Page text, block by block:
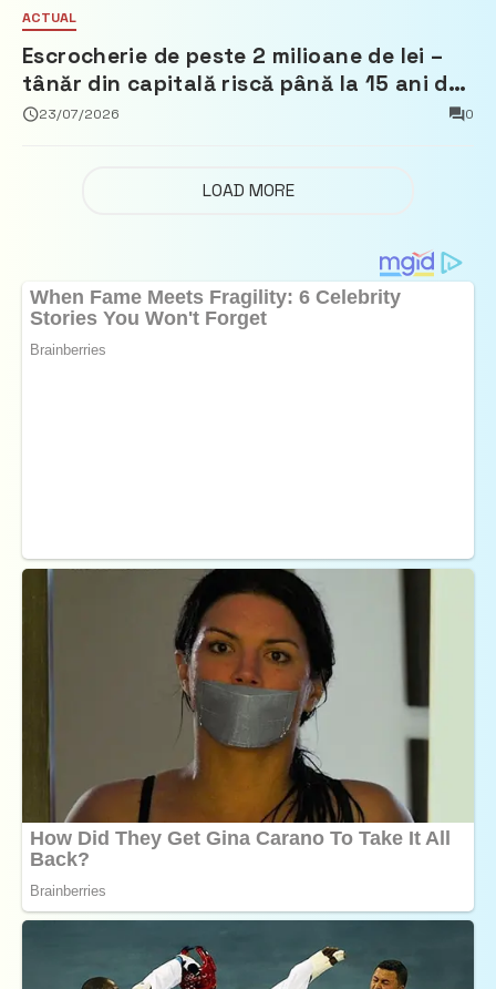
ACTUAL
Escrocherie de peste 2 milioane de lei –
tânăr din capitală riscă până la 15 ani de
închisoare
23/07/2026 0
LOAD MORE